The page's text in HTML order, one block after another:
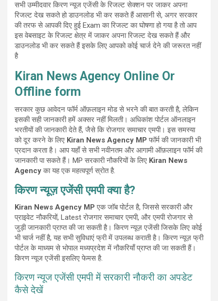
सभी उम्मीदवार किरण न्यूज एजेंसी के रिजल्ट सेक्शन पर जाकर अपना
रिजल्ट देख सकते हो डाउनलोड भी कर सकते हैं आसानी से, अगर सरकार
की तरफ से आपकी दिए हुई Exam का रिजल्ट का घोषणा हो गया है तो आप
इस वेबसाइट के रिजल्ट क्षेत्र में जाकर अपना रिजल्ट देख सकते हैं और
डाउनलोड भी कर सकते हैं इसके लिए आपको कोई चार्ज देने की जरूरत नहीं
है
Kiran News Agency Online Or
Offline form
सरकार कुछ आवेदन फॉर्म ऑफ़लाइन मोड से भरने की बात करती है, लेकिन
इसकी सही जानकारी हमें अक्सर नहीं मिलती। अधिकांश पोर्टल ऑनलाइन
भरतीयों की जानकारी देते हैं, जैसे कि रोजगार समाचार एमपी। इस समस्या
को दूर करने के लिए Kiran News Agency MP फॉर्म की जानकारी भी
प्रदान करता है। आप यहाँ से सभी नवीनतम और आगामी ऑफ़लाइन फॉर्म की
जानकारी पा सकते हैं। MP सरकारी नौकरियों के लिए Kiran News
Agencyका यह एक महत्वपूर्ण स्रोत है.
किरण न्यूज़ एजेंसी एमपी क्या है?
Kiran News Agency MP एक जॉब पोर्टल है, जिससे सरकारी और
प्राइवेट नौकरियों, Latest रोजगार समाचार एमपी, और एमपी रोजगार से
जुड़ी जानकारी प्राप्त की जा सकती है। किरण न्यूज़ एजेंसी जिसके लिए कोई
भी चार्ज नहीं है, यह सभी सुविधाएं फ्री में उपलब्ध कराती है। किरण न्यूज़ फ्री
पोर्टल के माध्यम से भोपाल मध्यप्रदेश में नौकरियाँ प्राप्त की जा सकती हैं।
किरण न्यूज एजेंसी इसलिए फेमस है.
किरण न्यूज एजेंसी एमपी में सरकारी नौकरी का अपडेट
कैसे देखें